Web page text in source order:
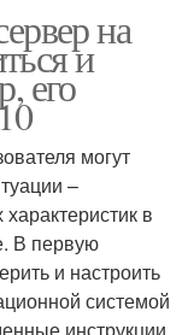
на
и
его
могут
–
в
В первую
и настроить
системой
инструкции